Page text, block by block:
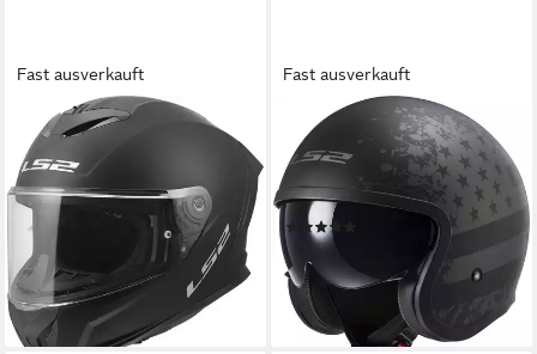
Fast ausverkauft
Motorradhelm FF820 Rapid
III Helm, Atmungsaktiv,
Pinlock, Ratschenverschluss,
Waschbar, ECE 22.06
94,60 €
lieferbar - in 3-4 Werktagen bei dir
Fast ausverkauft
Motorradhelm OF599 Spitfire
II Black Flag Jethelm,
integriertes Sonnenvisier
106,65 €
-10%
lieferbar - in 3-4 Werktagen bei dir